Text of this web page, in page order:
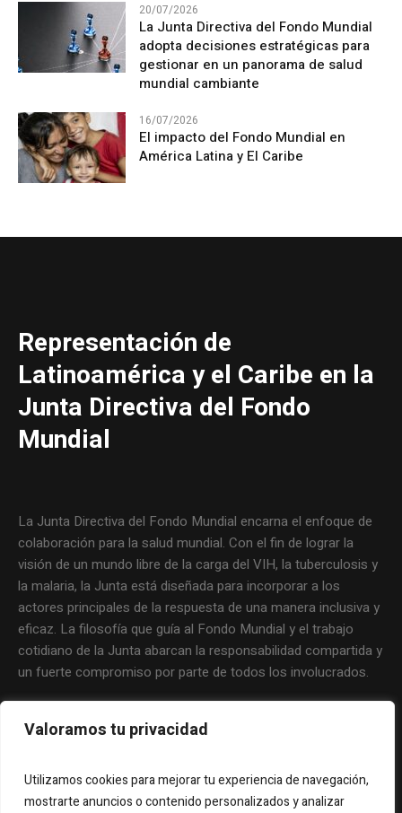
Valoramos tu privacidad
Utilizamos cookies para mejorar tu experiencia de navegación,
mostrarte anuncios o contenido personalizados y analizar
20/07/2026
La Junta Directiva del Fondo Mundial
adopta decisiones estratégicas para
gestionar en un panorama de salud
mundial cambiante
16/07/2026
El impacto del Fondo Mundial en
América Latina y El Caribe
Representación de
Latinoamérica y el Caribe en la
Junta Directiva del Fondo
Mundial
La Junta Directiva del Fondo Mundial encarna el enfoque de
colaboración para la salud mundial. Con el fin de lograr la
visión de un mundo libre de la carga del VIH, la tuberculosis y
la malaria, la Junta está diseñada para incorporar a los
actores principales de la respuesta de una manera inclusiva y
eficaz. La filosofía que guía al Fondo Mundial y el trabajo
cotidiano de la Junta abarcan la responsabilidad compartida y
un fuerte compromiso por parte de todos los involucrados.